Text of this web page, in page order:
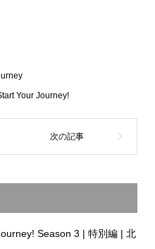
Your Journey!
Season 3 | 特別編 | 北